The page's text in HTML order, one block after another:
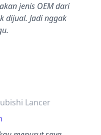
jenis OEM dari
dijual. Jadi nggak
bintang lima
Lancer